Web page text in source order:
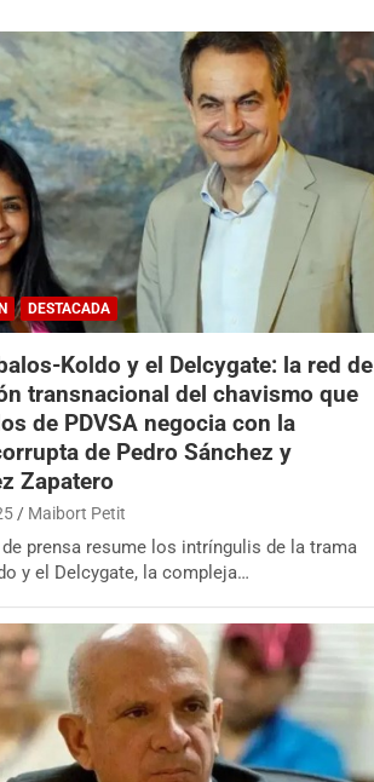
DESTACADA
Koldo y el Delcygate: la red de
transnacional del chavismo que
de PDVSA negocia con la
de Pedro Sánchez y
Zapatero
Maibort Petit
prensa resume los intríngulis de la trama
y el Delcygate, la compleja…